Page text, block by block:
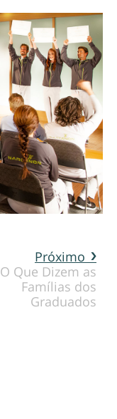
Próximo
O Que Dizem as
Famílias dos
Graduados